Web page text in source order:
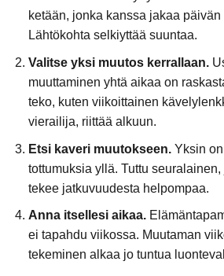
ketään, jonka kanssa jakaa
Lähtökohta selkiyttää suuntaa.
Valitse yksi muutos kerrallaan.
muuttaminen yhtä aikaa on
teko, kuten viikoittainen
vierailija, riittää alkuun.
Etsi kaveri muutokseen.Yksin on
tottumuksia yllä. Tuttu
tekee jatkuvuudesta helpompaa.
Anna itsellesi aikaa.
ei tapahdu viikossa. Muutaman
tekeminen alkaa jo tuntua